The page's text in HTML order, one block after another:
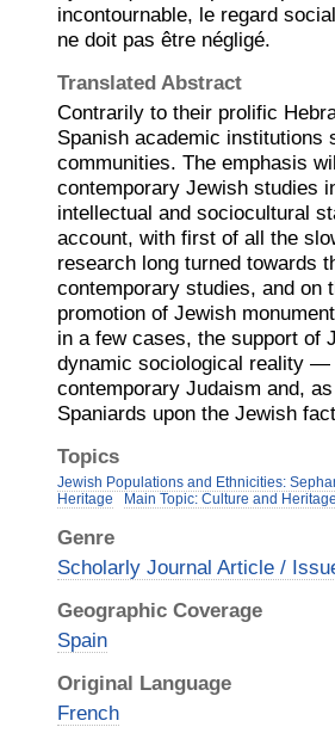
incontournable, le regard
ne doit pas être négligé.
Translated Abstract
Contrarily to their prolific
Spanish academic
communities. The emphasis
contemporary Jewish studies
intellectual and sociocultural
account, with first of all the
research long turned towards
contemporary studies, and on
promotion of Jewish
in a few cases, the support of
dynamic sociological reality
contemporary Judaism and,
Spaniards upon the Jewish
Topics
Jewish Populations and Ethnicities:
Heritage
Main Topic: Culture and Heritage
Genre
Scholarly Journal Article /
Geographic Coverage
Spain
Original Language
French